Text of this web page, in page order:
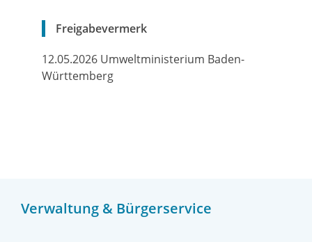
Verwaltung & Bürgerservice
Freigabevermerk
12.05.2026 Umweltministerium Baden-
Württemberg